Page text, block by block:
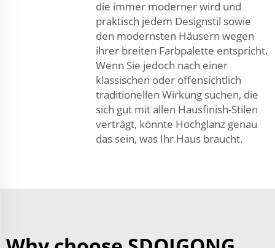
die immer moderner wird und
praktisch jedem Designstil sowie
den modernsten Häusern wegen
ihrer breiten Farbpalette entspricht.
Wenn Sie jedoch nach einer
klassischen oder offensichtlich
traditionellen Wirkung suchen, die
sich gut mit allen Hausfinish-Stilen
verträgt, könnte Hochglanz genau
das sein, was Ihr Haus braucht.